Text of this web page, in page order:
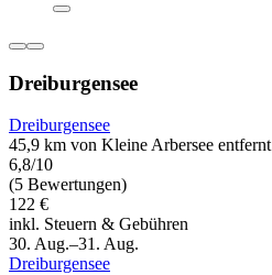
Dreiburgensee
Dreiburgensee
45,9 km von Kleine Arbersee entfernt
6,8/10
(5 Bewertungen)
122 €
inkl. Steuern & Gebühren
30. Aug.–31. Aug.
Dreiburgensee